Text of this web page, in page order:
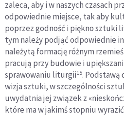
zaleca, aby i w naszych czasach
odpowiednie miejsce, tak aby
poprzez godność i piękno sztuki
tym należy podjąć odpowiednie
należytą formację różnym
pracują przy budowie i
sprawowaniu liturgii15. Podstawą
wizja sztuki, w szczególności
uwydatnia jej związek z
które ma w jakimś stopniu